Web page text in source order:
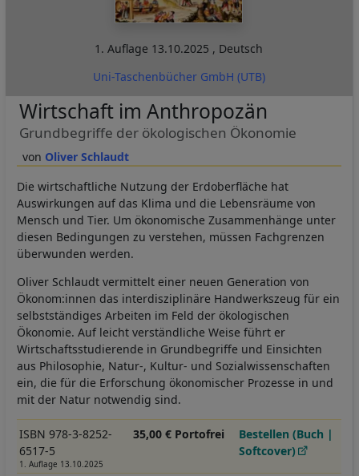
1. Auflage 13.10.2025 , Deutsch
Uni-Taschenbücher GmbH (UTB)
Oliver Schlaudt
Wirtschaft im Anthropozän
Grundbegriffe der ökologischen Ökonomie
Die wirtschaftliche Nutzung der Erdoberfläche hat
Auswirkungen auf das Klima und die Lebensräume von
Mensch und Tier. Um ökonomische Zusammenhänge unter
diesen Bedingungen zu verstehen, müssen Fachgrenzen
überwunden werden.
Oliver Schlaudt vermittelt einer neuen Generation von
Ökonom:innen das interdisziplinäre Handwerkszeug für ein
selbstständiges Arbeiten im Feld der ökologischen
Ökonomie. Auf leicht verständliche Weise führt er
Wirtschaftsstudierende in Grundbegriffe und Einsichten
aus Philosophie, Natur-, Kultur- und Sozialwissenschaften
ein, die für die Erforschung ökonomischer Prozesse in und
mit der Natur notwendig sind.
ISBN 978-3-8252-
6517-5
1. Auflage 13.10.2025
35,00 € Portofrei
Bestellen (Buch |
Softcover)